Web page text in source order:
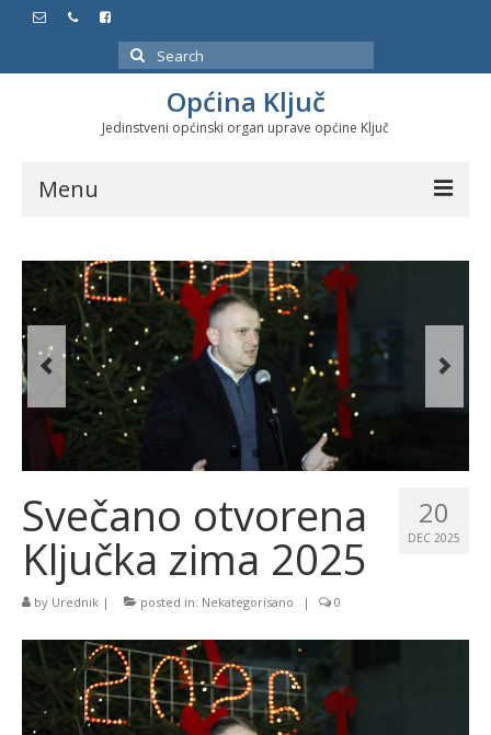
Search
for:
Općina Ključ
Jedinstveni općinski organ uprave općine Ključ
Menu
Službeni glasnici
Javne nabavke
Značajni datumi i manifestacije
Program energetske efikasnosti u stambenom
sektoru
20
DEC 2025
Svečano otvorena
Ključka zima 2025
by Urednik | posted in: Nekategorisano | 0